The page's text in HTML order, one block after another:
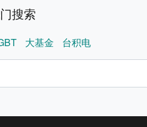
搜索
大基金 台积电